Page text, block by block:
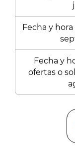
Fecha y
Fecha y
ofertas o